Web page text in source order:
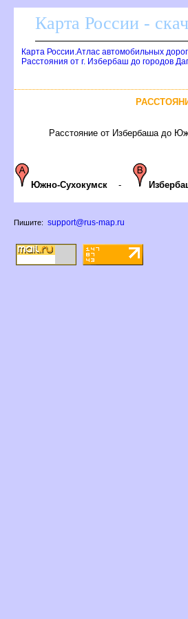
Карта России -
Карта России.Атлас автомобильных
Расстояния от г. Избербаш до городов
Расстояние от Избербаша до
Южно-Сухокумск -
Пишите: support@rus-map.ru